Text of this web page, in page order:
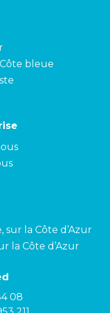
bleue
sur la Côte d’Azur
la Côte d’Azur
08